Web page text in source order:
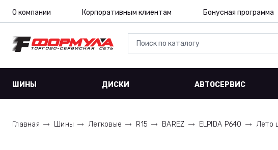
О компании Корпоративным клиентам Бонусная программа
ШИНЫ ДИСКИ АВТОСЕРВИС
Главная Шины Легковые R15 BAREZ ELPIDA P640 Лето